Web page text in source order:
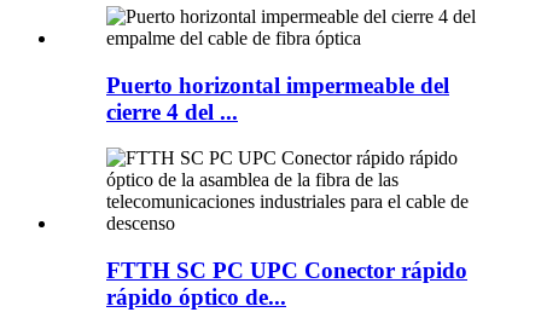
Puerto horizontal impermeable del
cierre 4 del ...
FTTH SC PC UPC Conector rápido
rápido óptico de...